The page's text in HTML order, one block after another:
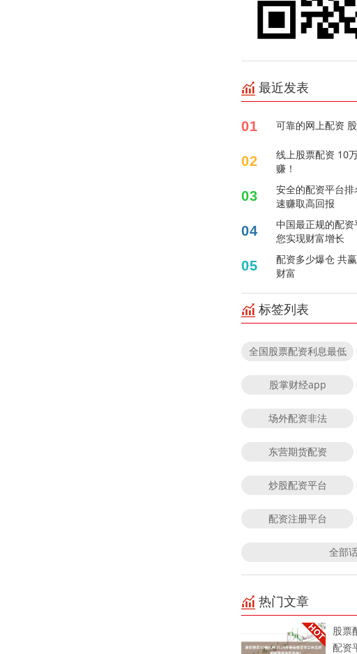
最近发表
01 可靠的网上配资
02
线上股票配资 10
赚！
03
安全的配资平台
速赚取高回报
04
中国最正规的配
您实现财富增长
05
配资多少爆仓 共
财富
标签列表
全国股票配资利息最低
股掌财经app
场外配资非法
东营期货配资
炒股配资平台
配资注册平台
全部
热门文章
股票
配资